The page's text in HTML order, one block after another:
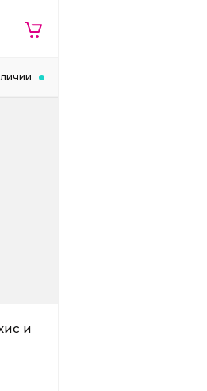
и